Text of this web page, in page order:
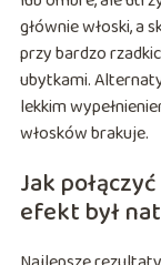
głównie włoski, a
przy bardzo
ubytkami.
lekkim
włosków brakuje.
Jak
efekt był